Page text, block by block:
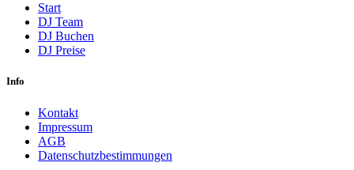
Start
DJ Team
DJ Buchen
DJ Preise
Info
Kontakt
Impressum
AGB
Datenschutzbestimmungen